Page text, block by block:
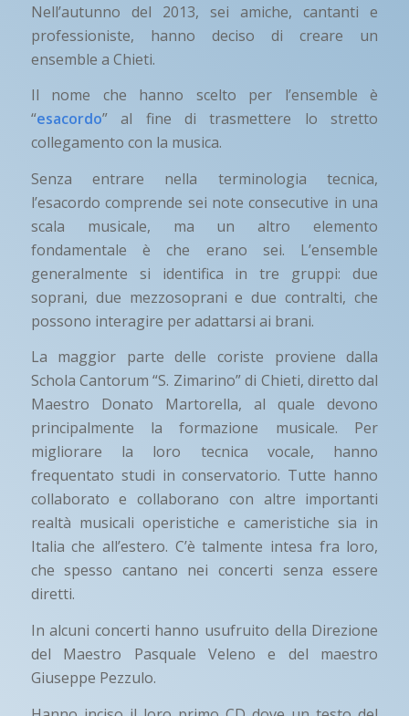
Nell’autunno del 2013, sei amiche, cantanti e
professioniste, hanno deciso di creare un
ensemble a Chieti.
Il nome che hanno scelto per l’ensemble è
“esacordo” al fine di trasmettere lo stretto
collegamento con la musica.
Senza entrare nella terminologia tecnica,
l’esacordo comprende sei note consecutive in una
scala musicale, ma un altro elemento
fondamentale è che erano sei. L’ensemble
generalmente si identifica in tre gruppi: due
soprani, due mezzosoprani e due contralti, che
possono interagire per adattarsi ai brani.
La maggior parte delle coriste proviene dalla
Schola Cantorum “S. Zimarino” di Chieti, diretto dal
Maestro Donato Martorella, al quale devono
principalmente la formazione musicale. Per
migliorare la loro tecnica vocale, hanno
frequentato studi in conservatorio. Tutte hanno
collaborato e collaborano con altre importanti
realtà musicali operistiche e cameristiche sia in
Italia che all’estero. C’è talmente intesa fra loro,
che spesso cantano nei concerti senza essere
diretti.
In alcuni concerti hanno usufruito della Direzione
del Maestro Pasquale Veleno e del maestro
Giuseppe Pezzulo.